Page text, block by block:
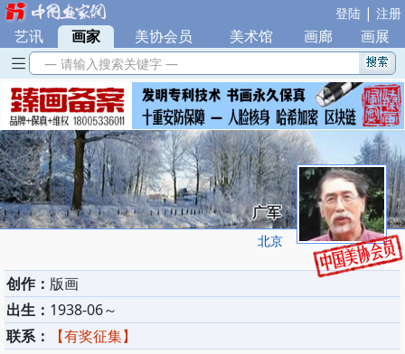
登陆 | 注册
艺讯 | 画家 美协会员 美术馆 画廊 画展
— 请输入搜索关键字 —
广军
北京
创作： 版画
出生： 1938-06～
联系：
【有奖征集】